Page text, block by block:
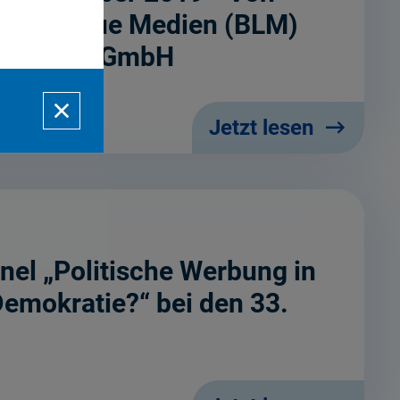
für neue Medien (BLM)
GmbH
Jetzt lesen
„Politische Werbung in
bei den 33.